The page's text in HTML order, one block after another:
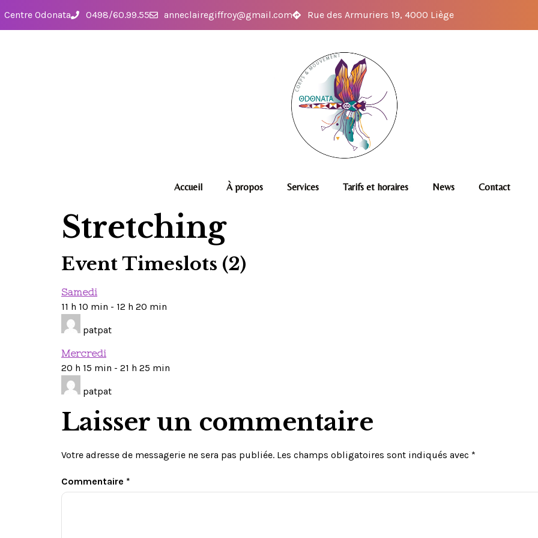
Centre Odonata 0498/60.99.55 anneclairegiffroy@gmail.com Rue des Armuriers 19, 4000 Liège
Accueil À propos Services Tarifs et horaires News Contact
Stretching
Event Timeslots (2)
Samedi
11 h 10 min - 12 h 20 min
patpat
Mercredi
20 h 15 min - 21 h 25 min
patpat
Laisser un commentaire
Votre adresse de messagerie ne sera pas publiée. Les champs obligatoires sont indiqués avec *
Commentaire *